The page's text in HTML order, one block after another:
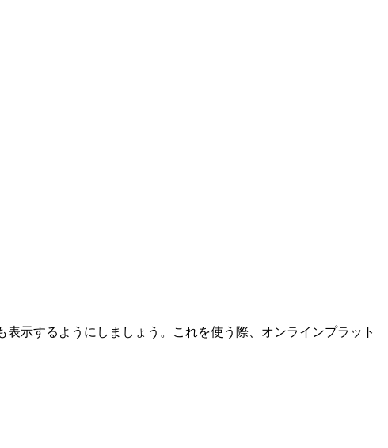
示するようにしましょう。これを使う際、オンラインプラット